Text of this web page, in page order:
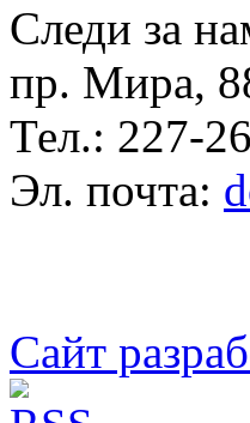
Следи за
пр. Мира,
Тел.: 227-
Эл. почта:
Сайт